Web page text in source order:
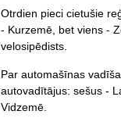
Otrdien pieci cietušie
- Kurzemē, bet viens -
velosipēdists.
Par automašīnas
autovadītājus: sešus -
Vidzemē.